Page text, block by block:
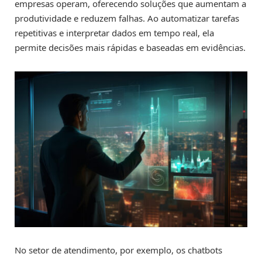
empresas operam, oferecendo soluções que aumentam a
produtividade e reduzem falhas. Ao automatizar tarefas
repetitivas e interpretar dados em tempo real, ela
permite decisões mais rápidas e baseadas em evidências.
No setor de atendimento, por exemplo, os chatbots